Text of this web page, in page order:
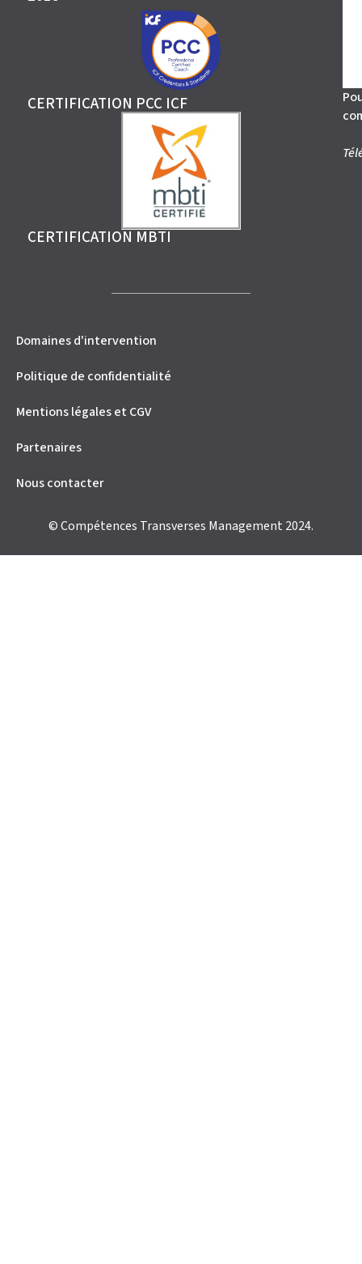
CERTIFICATION PCC ICF
CERTIFICATION MBTI
Domaines d'intervention
Politique de confidentialité
Mentions légales et CGV
Partenaires
Nous contacter
© Compétences Transverses Management 2024.